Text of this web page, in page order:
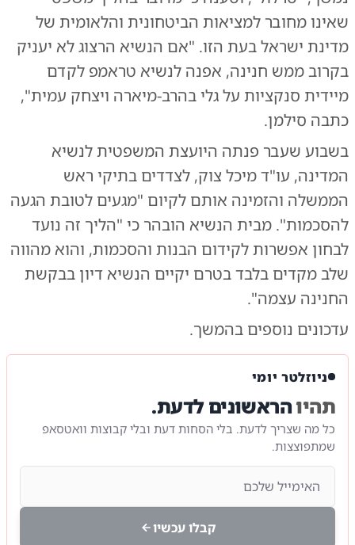
שאינו מחובר למציאות הביטחונית והלאומית של
מדינת ישראל בעת הזו. "אם הנשיא הרצוג לא יעניק
בקרוב ממש חנינה, אפנה לנשיא טראמפ לקדם
מיידית סנקציות על גלי בהרב-מיארה ויצחק עמית",
כתבה סילמן.
בשבוע שעבר פנתה היועצת המשפטית לנשיא
המדינה, עו"ד מיכל צוק, לצדדים בתיקי ראש
הממשלה והזמינה אותם לקיום "מגעים לטובת הגעה
להסכמות". מבית הנשיא הובהר כי "הליך זה נועד
לבחון אפשרות לקידום הבנות והסכמות, והוא מהווה
שלב מקדים בלבד בטרם יקיים הנשיא דיון בבקשת
החנינה עצמה".
עדכונים נוספים בהמשך.
ניוזלטר יומי
תהיוהראשונים לדעת.
כל מה שצריך לדעת. בלי הסחות דעת ובלי קבוצות וואטסאפ
שמתפוצצות.
קבלו עכשיו